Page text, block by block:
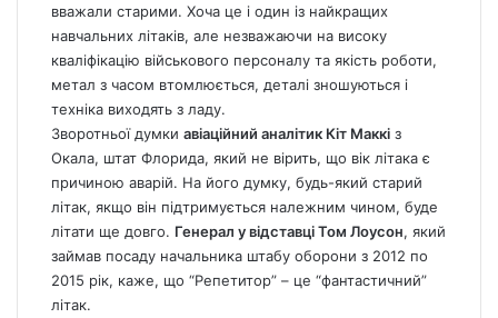
вважали старими. Хоча це і один із найкращих
навчальних літаків, але незважаючи на високу
кваліфікацію військового персоналу та якість роботи,
метал з часом втомлюється, деталі зношуються і
техніка виходять з ладу.
Зворотньої думки авіаційний аналітик Кіт Маккі з
Окала, штат Флорида, який не вірить, що вік літака є
причиною аварій. На його думку, будь-який старий
літак, якщо він підтримується належним чином, буде
літати ще довго. Генерал у відставці Том Лоусон, який
займав посаду начальника штабу оборони з 2012 по
2015 рік, каже, що “Репетитор” – це “фантастичний”
літак.